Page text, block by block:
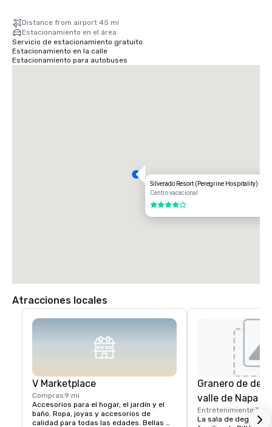
Distance from airport 45 mi
Estacionamiento en el área
Servicio de estacionamiento gratuito
Estacionamiento en la calle
Estacionamiento para autobuses
Silverado Resort (Peregrine Hospitality)
Centro vacacional
4 de 5
Atracciones locales
V Marketplace
Compras 9 mi
Accesorios para el hogar, el jardín y el
baño. Ropa, joyas y accesorios de
calidad para todas las edades. Bellas
Granero de
valle de Napa
Entretenimiento 3
La sala de